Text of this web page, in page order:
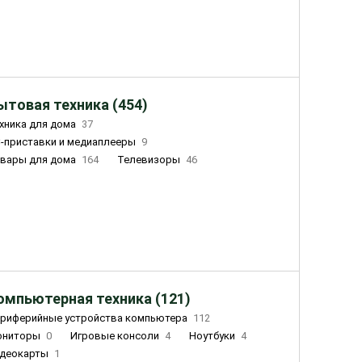
техника (454)
для дома 37
приставки и медиаплееры
9
для дома 164 Телевизоры 46
техника (121)
устройства компьютера 112
0 Игровые консоли 4 Ноутбуки 4
1